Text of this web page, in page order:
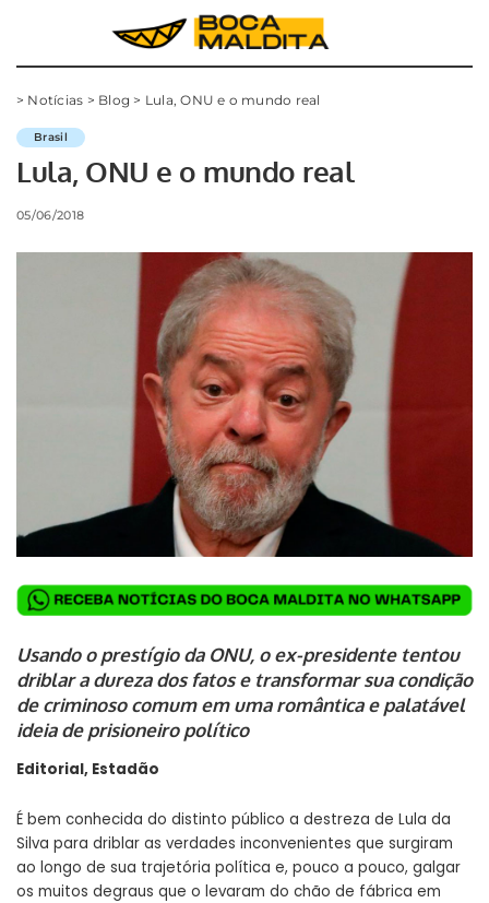
> Notícias > Blog > Lula, ONU e o mundo real
Brasil
Lula, ONU e o mundo real
05/06/2018
Usando o prestígio da ONU, o ex-presidente tentou
driblar a dureza dos fatos e transformar sua condição
de criminoso comum em uma romântica e palatável
ideia de prisioneiro político
Editorial, Estadão
É bem conhecida do distinto público a destreza de Lula da
Silva para driblar as verdades inconvenientes que surgiram
ao longo de sua trajetória política e, pouco a pouco, galgar
os muitos degraus que o levaram do chão de fábrica em